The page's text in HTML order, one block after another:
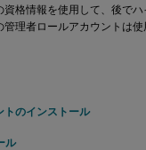
資格情報を使用して、後で
管理者ロールアカウントは使
トのインストール
ル